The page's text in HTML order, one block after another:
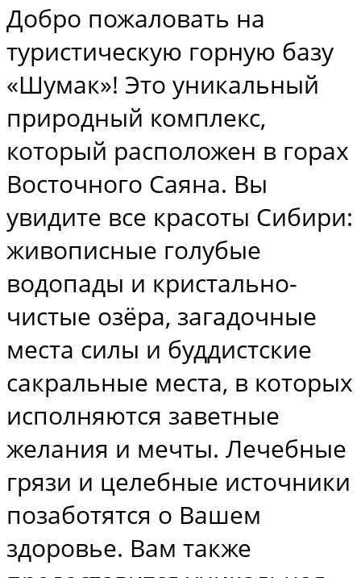
Добро пожаловать на
туристическую горную базу
«Шумак»! Это уникальный
природный комплекс,
который расположен в горах
Восточного Саяна. Вы
увидите все красоты Сибири:
живописные голубые
водопады и кристально-
чистые озёра, загадочные
места силы и буддистские
сакральные места, в которых
исполняются заветные
желания и мечты. Лечебные
грязи и целебные источники
позаботятся о Вашем
здоровье. Вам также